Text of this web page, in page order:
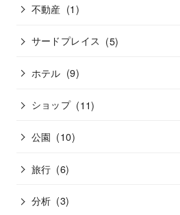
不動産 (1)
サードプレイス (5)
ホテル (9)
ショップ (11)
公園 (10)
旅行 (6)
分析 (3)